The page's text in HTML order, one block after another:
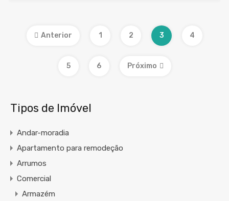
Anterior 1 2 3 4
5 6 Próximo
Tipos de Imóvel
Andar-moradia
Apartamento para remodeção
Arrumos
Comercial
Armazém